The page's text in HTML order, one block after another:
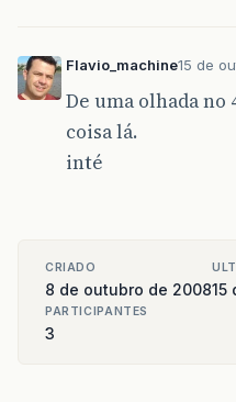
Flavio_machine15 de
De uma olhada no
coisa lá.
inté
CRIADO
8 de outubro de 200815
PARTICIPANTES
3